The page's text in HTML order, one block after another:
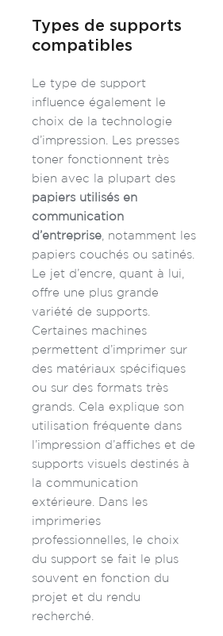
Types de supports
compatibles
Le type de support
influence également le
choix de la technologie
d’impression. Les presses
toner fonctionnent très
bien avec la plupart des
papiers utilisés en
communication
d’entreprise, notamment les
papiers couchés ou satinés.
Le jet d’encre, quant à lui,
offre une plus grande
variété de supports.
Certaines machines
permettent d’imprimer sur
des matériaux spécifiques
ou sur des formats très
grands. Cela explique son
utilisation fréquente dans
l’impression d’affiches et de
supports visuels destinés à
la communication
extérieure. Dans les
imprimeries
professionnelles, le choix
du support se fait le plus
souvent en fonction du
projet et du rendu
recherché.